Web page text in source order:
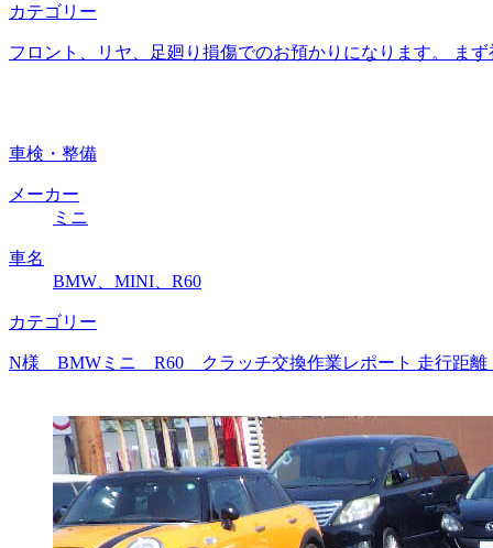
カテゴリー
フロント、リヤ、足廻り損傷でのお預かりになります。 ま
車検・整備
メーカー
ミニ
車名
BMW、MINI、R60
カテゴリー
N様 BMWミニ R60 クラッチ交換作業レポート 走行距離